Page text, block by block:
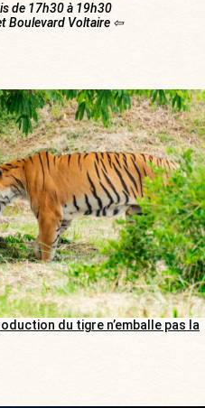
de 17h30 à 19h30
Boulevard Voltaire ⇦
du tigre n’emballe pas la